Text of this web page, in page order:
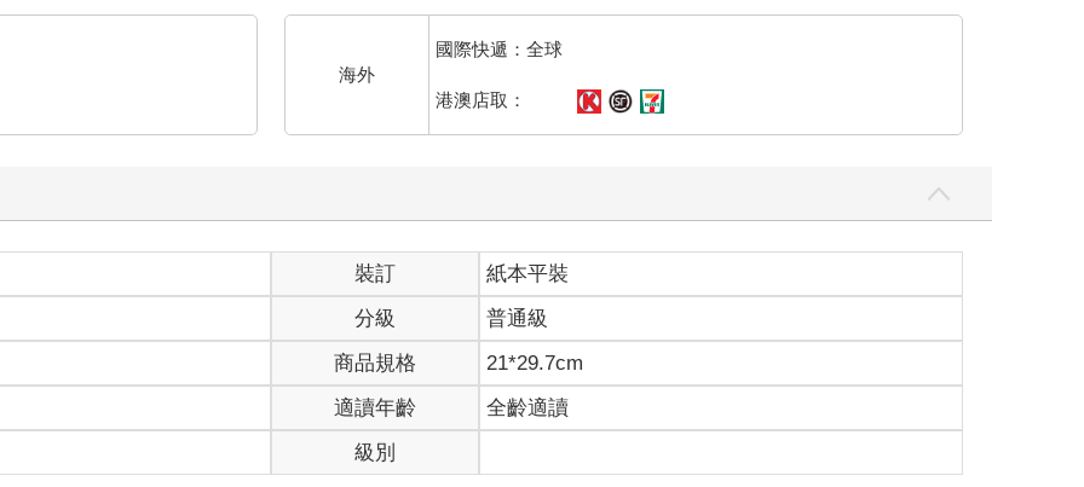
海外
國際快遞：全球
港澳店取：
裝訂
紙本平裝
分級
普通級
商品規格
21*29.7cm
適讀年齡
全齡適讀
級別